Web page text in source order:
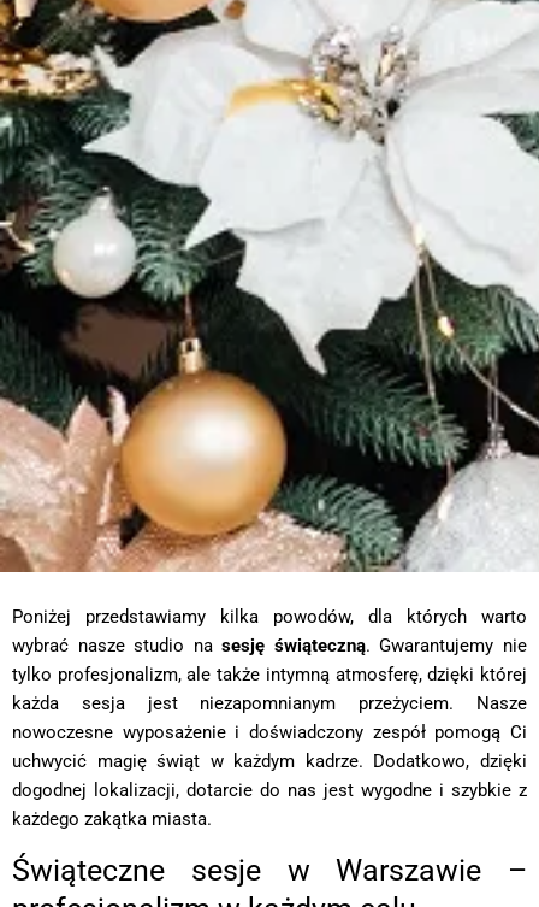
Poniżej przedstawiamy kilka powodów, dla których warto
wybrać nasze studio nasesję świąteczną. Gwarantujemy nie
tylko profesjonalizm, ale także intymną atmosferę, dzięki której
każda sesja jest niezapomnianym przeżyciem. Nasze
nowoczesne wyposażenie i doświadczony zespół pomogą Ci
uchwycić magię świąt w każdym kadrze. Dodatkowo, dzięki
dogodnej lokalizacji, dotarcie do nas jest wygodne i szybkie z
każdego zakątka miasta.
Świąteczne sesje w Warszawie –